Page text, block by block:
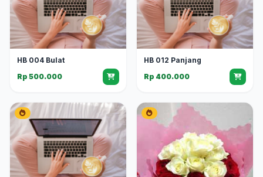
HB 004 Bulat
Rp 500.000
HB 012 Panjang
Rp 400.000